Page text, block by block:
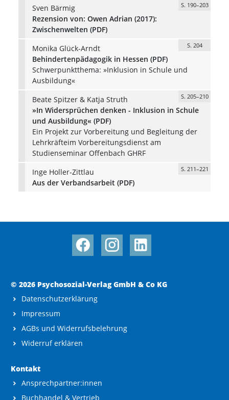
Sven Bärmig
S. 190–203
Rezension von: Owen Adrian (2017):
Zwischenwelten (PDF)
Monika Glück-Arndt
S. 204
Behindertenpädagogik in Hessen (PDF)
Schwerpunktthema: »Inklusion in Schule und
Ausbildung«
Beate Spitzer & Katja Struth
S. 205–210
»In Widersprüchen denken - Inklusion in Schule
und Ausbildung« (PDF)
Ein Projekt zur Vorbereitung und Begleitung der
Lehrkräfteim Vorbereitungsdienst am
Studienseminar Offenbach GHRF
Inge Holler-Zittlau
S. 211–221
Aus der Verbandsarbeit (PDF)
© 2026 Psychosozial-Verlag GmbH & Co KG
Datenschutzerklärung
Impressum
AGBs und Widerrufsbelehrung
Widerruf erklären
Kontakt
Ansprechpartner:innen
Buchhandel & Vertrieb